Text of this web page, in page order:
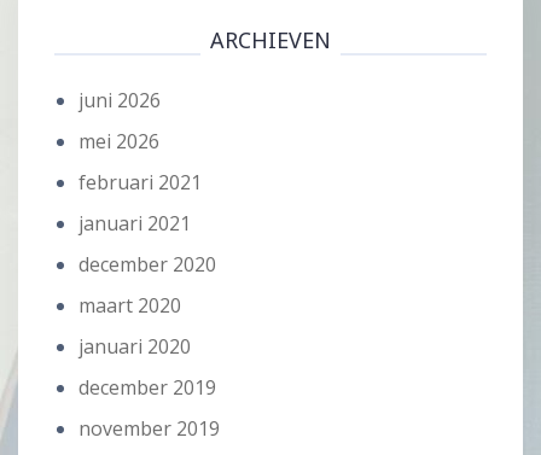
ARCHIEVEN
juni 2026
mei 2026
februari 2021
januari 2021
december 2020
maart 2020
januari 2020
december 2019
november 2019